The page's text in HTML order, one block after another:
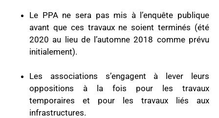
Le PPA ne sera pas mis à l’enquête publique
avant que ces travaux ne soient terminés (été
2020 au lieu de l’automne 2018 comme prévu
initialement).
Les associations s’engagent à lever leurs
oppositions à la fois pour les travaux
temporaires et pour les travaux liés aux
infrastructures.